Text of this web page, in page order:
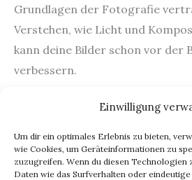
Einwilligung
Um dir ein optimales Erlebnis zu bieten,
wie Cookies, um Geräteinformationen zu
zuzugreifen. Wenn du diesen Technologien
Daten wie das Surfverhalten oder
Grundlagen der Fotografie
Verstehen, wie Licht und
kann deine Bilder schon vor der
verbessern.
Nutze die Stärken deines
Kameraqualität und spezielle
Bearbeitungsfunktionen.